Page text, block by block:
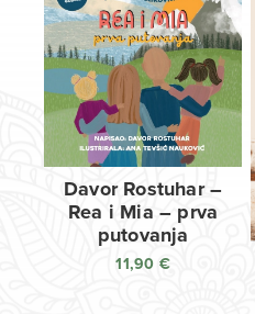
Davor Rostuhar –
Rea i Mia – prva
putovanja
11,90 €